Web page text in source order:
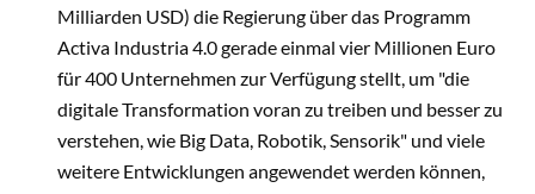
Milliarden USD) die Regierung über das Programm
Activa Industria 4.0 gerade einmal vier Millionen Euro
für 400 Unternehmen zur Verfügung stellt, um "die
digitale Transformation voran zu treiben und besser zu
verstehen, wie Big Data, Robotik, Sensorik" und viele
weitere Entwicklungen angewendet werden können,